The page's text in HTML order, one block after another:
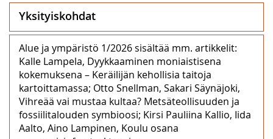
Yksityiskohdat
Alue ja ympäristö 1/2026 sisältää mm. artikkelit:
Kalle Lampela, Dyykkaaminen moniaistisena
kokemuksena – Keräilijän kehollisia taitoja
kartoittamassa; Otto Snellman, Sakari Säynäjoki,
Vihreää vai mustaa kultaa? Metsäteollisuuden ja
fossiilitalouden symbioosi; Kirsi Pauliina Kallio, Iida
Aalto, Aino Lampinen, Koulu osana